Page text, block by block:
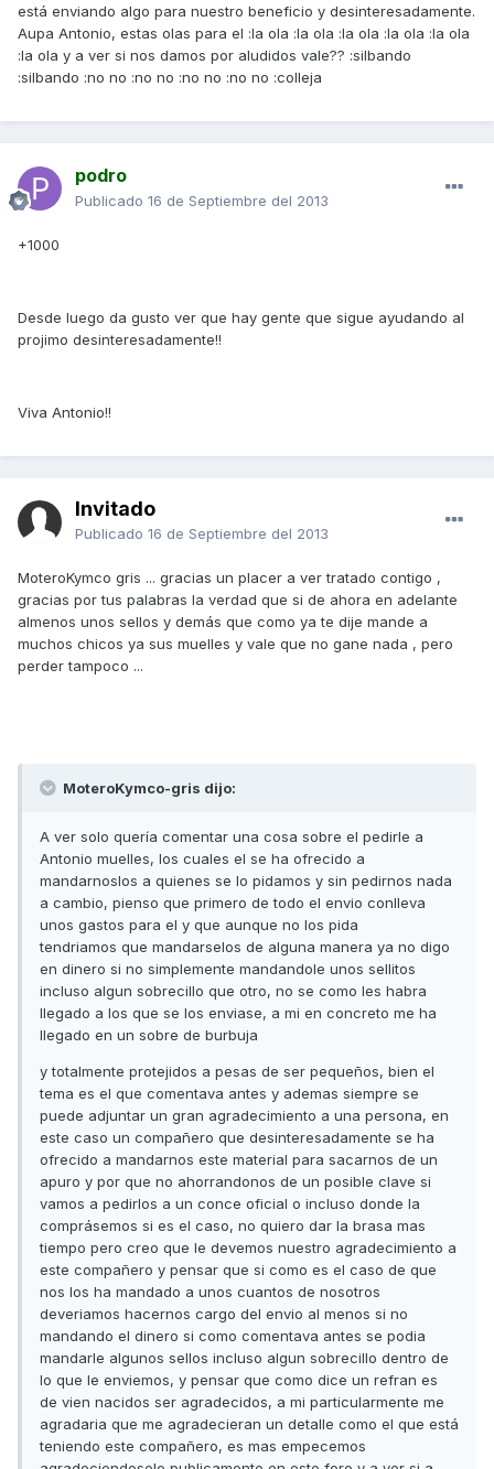
está enviando algo para nuestro beneficio y desinteresadamente.
Aupa Antonio, estas olas para el :la ola :la ola :la ola :la ola :la ola
:la ola y a ver si nos damos por aludidos vale?? :silbando
:silbando :no no :no no :no no :no no :colleja
podro
Publicado 16 de Septiembre del 2013
+1000
Desde luego da gusto ver que hay gente que sigue ayudando al
projimo desinteresadamente!!
Viva Antonio!!
Invitado
Publicado 16 de Septiembre del 2013
MoteroKymco gris ... gracias un placer a ver tratado contigo ,
gracias por tus palabras la verdad que si de ahora en adelante
almenos unos sellos y demás que como ya te dije mande a
muchos chicos ya sus muelles y vale que no gane nada , pero
perder tampoco ...
MoteroKymco-gris dijo:
A ver solo quería comentar una cosa sobre el pedirle a
Antonio muelles, los cuales el se ha ofrecido a
mandarnoslos a quienes se lo pidamos y sin pedirnos nada
a cambio, pienso que primero de todo el envio conlleva
unos gastos para el y que aunque no los pida
tendriamos que mandarselos de alguna manera ya no digo
en dinero si no simplemente mandandole unos sellitos
incluso algun sobrecillo que otro, no se como les habra
llegado a los que se los enviase, a mi en concreto me ha
llegado en un sobre de burbuja
y totalmente protejidos a pesas de ser pequeños, bien el
tema es el que comentava antes y ademas siempre se
puede adjuntar un gran agradecimiento a una persona, en
este caso un compañero que desinteresadamente se ha
ofrecido a mandarnos este material para sacarnos de un
apuro y por que no ahorrandonos de un posible clave si
vamos a pedirlos a un conce oficial o incluso donde la
comprásemos si es el caso, no quiero dar la brasa mas
tiempo pero creo que le devemos nuestro agradecimiento a
este compañero y pensar que si como es el caso de que
nos los ha mandado a unos cuantos de nosotros
deveriamos hacernos cargo del envio al menos si no
mandando el dinero si como comentava antes se podia
mandarle algunos sellos incluso algun sobrecillo dentro de
lo que le enviemos, y pensar que como dice un refran es
de vien nacidos ser agradecidos, a mi particularmente me
agradaria que me agradecieran un detalle como el que está
teniendo este compañero, es mas empecemos